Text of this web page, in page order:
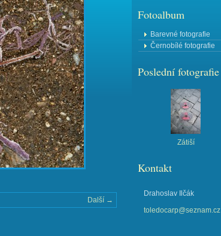
Další →
Fotoalbum
Barevné fotografie
Černobílé fotografie
Poslední fotografie
Zátiší
Kontakt
Drahoslav Ilčák
toledocarp@seznam.cz